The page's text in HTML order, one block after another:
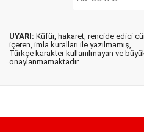
UYARI: Küfür, hakaret, rencide edici
içeren, imla kuralları ile yazılmamış,
Türkçe karakter kullanılmayan ve
onaylanmamaktadır.